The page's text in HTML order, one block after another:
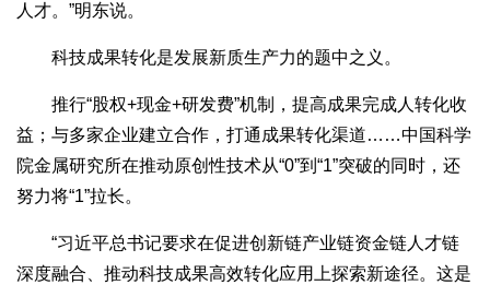
人才。”明东说。
科技成果转化是发展新质生产力的题中之义。
推行“股权+现金+研发费”机制，提高成果完成人转化收
益；与多家企业建立合作，打通成果转化渠道……中国科学
院金属研究所在推动原创性技术从“0”到“1”突破的同时，还
努力将“1”拉长。
“习近平总书记要求在促进创新链产业链资金链人才链
深度融合、推动科技成果高效转化应用上探索新途径。这是